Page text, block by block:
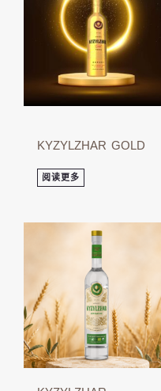
KYZYLZHAR GOLD
阅读更多